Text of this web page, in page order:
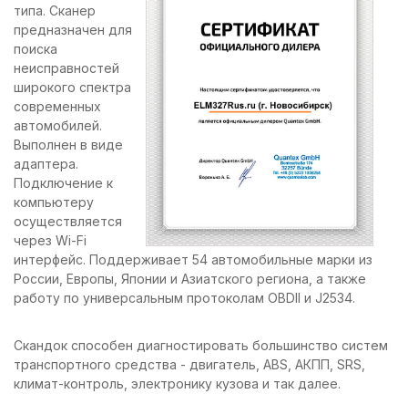
типа. Сканер
предназначен для
поиска
неисправностей
широкого спектра
современных
автомобилей.
Выполнен в виде
адаптера.
Подключение к
компьютеру
осуществляется
через Wi-Fi
интерфейс. Поддерживает 54 автомобильные марки из
России, Европы, Японии и Азиатского региона, а также
работу по универсальным протоколам OBDII и J2534.
Скандок способен диагностировать большинство систем
транспортного средства - двигатель, ABS, АКПП, SRS,
климат-контроль, электронику кузова и так далее.